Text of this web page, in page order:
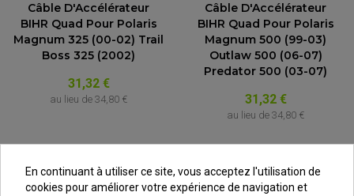
Câble D'Accélérateur
BIHR Quad Pour Polaris
Magnum 325 (00-02) Trail
Boss 325 (2002)
31,32 €
au lieu de 34,80 €
Câble D'Accélérateur
BIHR Quad Pour Polaris
Magnum 500 (99-03)
Outlaw 500 (06-07)
Predator 500 (03-07)
31,32 €
au lieu de 34,80 €
En continuant à utiliser ce site, vous acceptez l'utilisation de
cookies pour améliorer votre expérience de navigation et